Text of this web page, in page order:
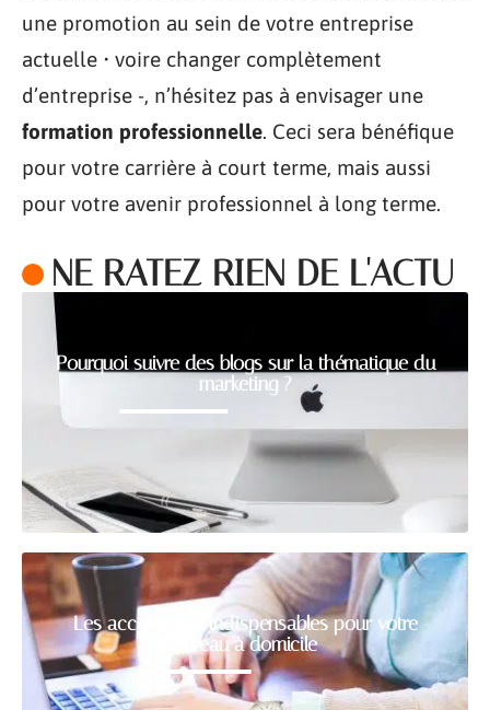
une promotion au sein de votre entreprise
actuelle • voire changer complètement
d’entreprise -, n’hésitez pas à envisager une
formation professionnelle. Ceci sera bénéfique
pour votre carrière à court terme, mais aussi
pour votre avenir professionnel à long terme.
NE RATEZ RIEN DE L'ACTU
Pourquoi suivre des blogs sur la thématique du
marketing ?
Les accessoires indispensables pour votre
bureau à domicile